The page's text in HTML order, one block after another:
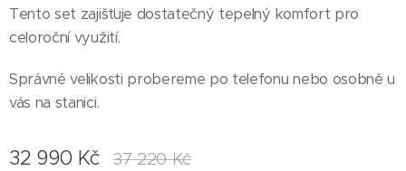
Tento set zajišťuje dostatečný tepelný komfort pro
celoroční využití.
Správné velikosti probereme po telefonu nebo osobně u
vás na stanici.
32 990 Kč 37 220Kč